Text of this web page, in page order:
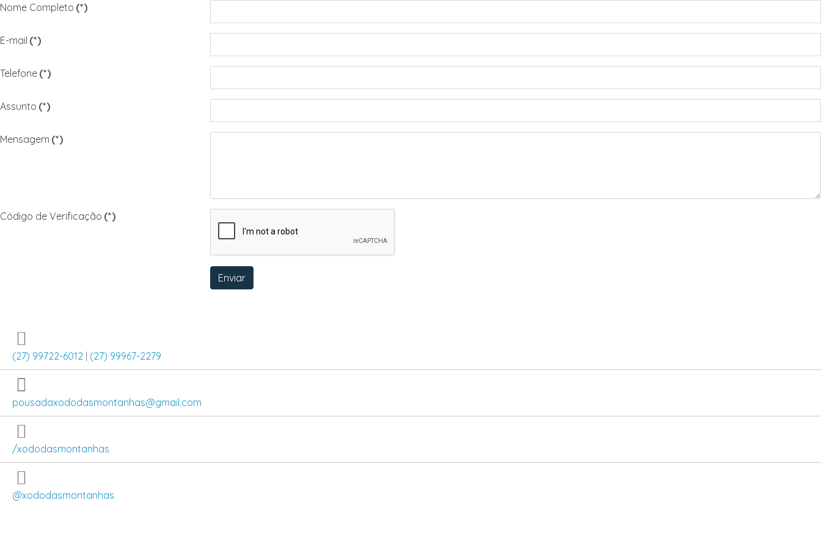
Nome Completo (*)
E-mail (*)
Telefone (*)
Assunto (*)
Mensagem (*)
Código de Verificação (*)
Enviar
(27) 99722-6012 | (27) 99967-2279
pousadaxododasmontanhas@gmail.com
/xododasmontanhas
@xododasmontanhas